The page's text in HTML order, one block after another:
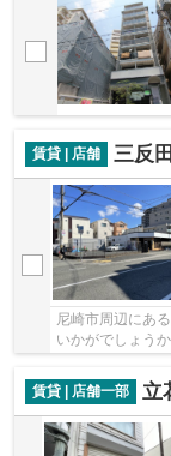
賃貸 | 店舗 三反
尼崎市周辺にあ
いかがでしょう
(^^)
賃貸 | 店舗一部
立